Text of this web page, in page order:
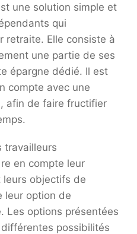
une solution simple et
qui
retraite. Elle consiste à
une partie de ses
épargne dédié. Il est
compte avec une
afin de faire fructifier
travailleurs
en compte leur
leurs objectifs de
leur option de
Les options présentées
possibilités